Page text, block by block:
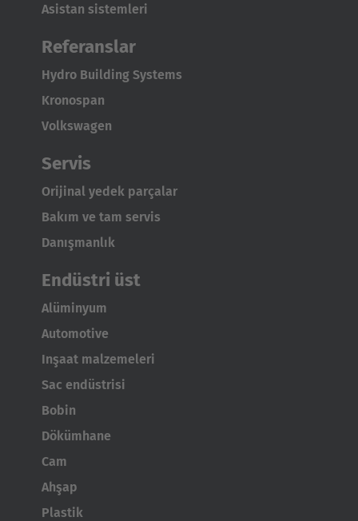
Asistan sistemleri
Referanslar
Hydro Building Systems
Kronospan
Volkswagen
Servis
Orijinal yedek parçalar
Bakım ve tam servis
Danışmanlık
Endüstri üst
Alüminyum
Automotive
Inşaat malzemeleri
Sac endüstrisi
Bobin
Dökümhane
Cam
Ahşap
Plastik